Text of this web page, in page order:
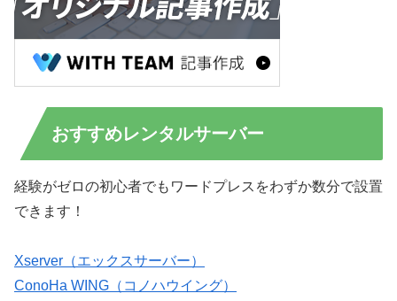
おすすめレンタルサーバー
経験がゼロの初心者でもワードプレスをわずか数分で設置
できます！
Xserver（エックスサーバー）
ConoHa WING（コノハウイング）